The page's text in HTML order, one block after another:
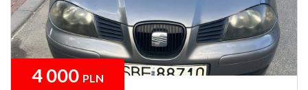
4 000 PLN